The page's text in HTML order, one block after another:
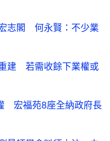
志閣 何永賢：不少業
建 若需收餘下業權或
宏福苑8座全納政府長